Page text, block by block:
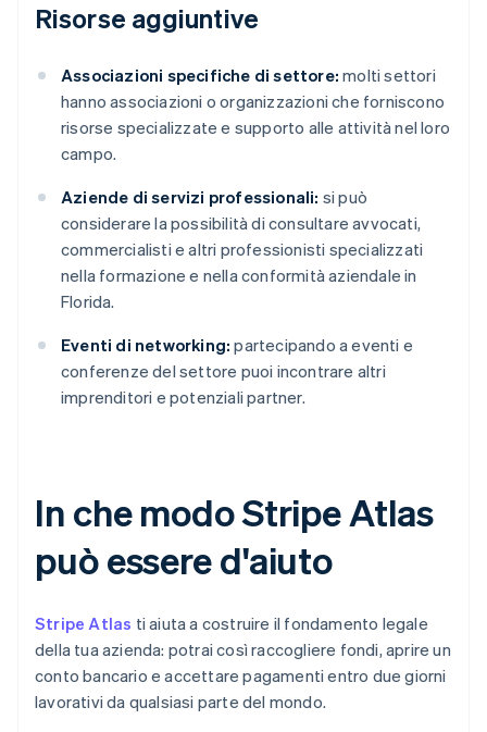
Risorse aggiuntive
Associazioni specifiche di settore: molti settori
hanno associazioni o organizzazioni che forniscono
risorse specializzate e supporto alle attività nel loro
campo.
Aziende di servizi professionali: si può
considerare la possibilità di consultare avvocati,
commercialisti e altri professionisti specializzati
nella formazione e nella conformità aziendale in
Florida.
Eventi di networking: partecipando a eventi e
conferenze del settore puoi incontrare altri
imprenditori e potenziali partner.
In che modo Stripe Atlas
può essere d'aiuto
Stripe Atlas ti aiuta a costruire il fondamento legale
della tua azienda: potrai così raccogliere fondi, aprire un
conto bancario e accettare pagamenti entro due giorni
lavorativi da qualsiasi parte del mondo.